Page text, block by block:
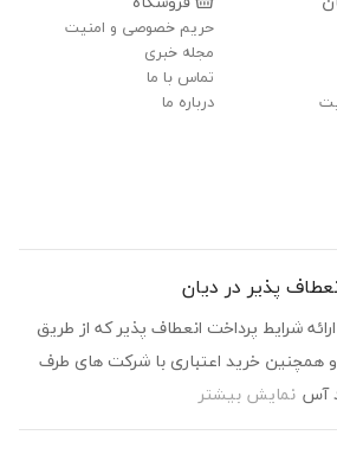
حریم خصوصی و امنیت
مجله خبری
تماس با ما
درباره ما
پذیر در دیان
پرداخت انعطاف پذیر که از طریق
خرید اعتباری با شرکت های طرف
نمایش بیشتر